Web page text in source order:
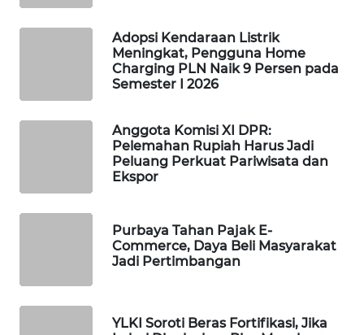
Adopsi Kendaraan Listrik
Meningkat, Pengguna Home
Charging PLN Naik 9 Persen pada
Semester I 2026
Anggota Komisi XI DPR:
Pelemahan Rupiah Harus Jadi
Peluang Perkuat Pariwisata dan
Ekspor
Purbaya Tahan Pajak E-
Commerce, Daya Beli Masyarakat
Jadi Pertimbangan
YLKI Soroti Beras Fortifikasi, Jika
SPORT
HEALTH